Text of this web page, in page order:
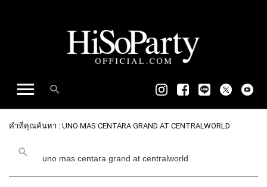
คำที่คุณค้นหา : UNO MAS CENTARA GRAND AT CENTRALWORLD